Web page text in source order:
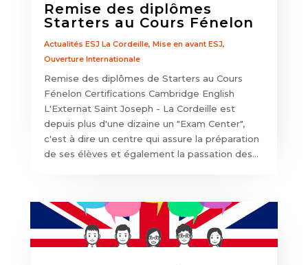
Remise des diplômes
Starters au Cours Fénelon
Actualités ESJ La Cordeille, Mise en avant ESJ,
Ouverture Internationale
Remise des diplômes de Starters au Cours
Fénelon Certifications Cambridge English
L'Externat Saint Joseph - La Cordeille est
depuis plus d'une dizaine un "Exam Center",
c'est à dire un centre qui assure la préparation
de ses élèves et également la passation des...